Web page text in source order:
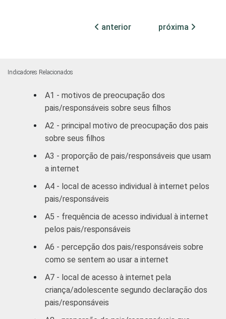
PAI/RESPONSÁVEL
II
mais
83
FAIXA ETÁRIA
DO(A) FILHO(A)
9-10 67
15-16
RENDA FAMILIAR Até 1 SM
Mais de 1
SM até 2 SM
56
Mais de 2
anterior próxima
Indicadores Relacionados
A1 - motivos de preocupação dos
pais/responsáveis sobre seus filhos
A2 - principal motivo de preocupação dos pais
sobre seus filhos
A3 - proporção de pais/responsáveis que usam
a internet
A4 - local de acesso individual à internet pelos
pais/responsáveis
A5 - frequência de acesso individual à internet
pelos pais/responsáveis
A6 - percepção dos pais/responsáveis sobre
como se sentem ao usar a internet
A7 - local de acesso à internet pela
criança/adolescente segundo declaração dos
pais/responsáveis